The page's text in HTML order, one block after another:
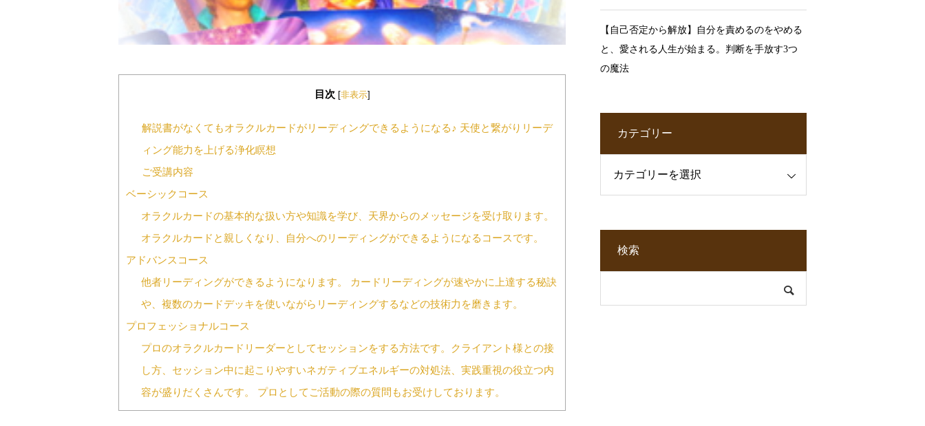
目次 [非表示]
解説書がなくてもオラクルカードがリーディングできるようになる♪ 天使と繋がりリーデ
ィング能力を上げる浄化瞑想
ご受講内容
ベーシックコース
オラクルカードの基本的な扱い方や知識を学び、天界からのメッセージを受け取ります。
オラクルカードと親しくなり、自分へのリーディングができるようになるコースです。
アドバンスコース
他者リーディングができるようになります。 カードリーディングが速やかに上達する秘訣
や、複数のカードデッキを使いながらリーディングするなどの技術力を磨きます。
プロフェッショナルコース
プロのオラクルカードリーダーとしてセッションをする方法です。クライアント様との接
し方、セッション中に起こりやすいネガティブエネルギーの対処法、実践重視の役立つ内
容が盛りだくさんです。 プロとしてご活動の際の質問もお受けしております。
【自己否定から解放】自分を責めるのをやめる
と、愛される人生が始まる。判断を手放す3つ
の魔法
カテゴリー
検索